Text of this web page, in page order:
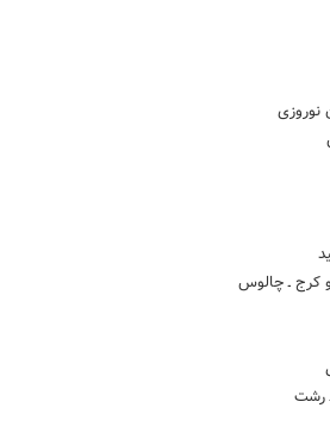
کرج ـ چالوس
رشت